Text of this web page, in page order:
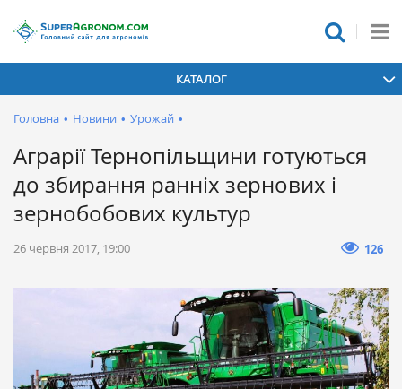
КАТАЛОГ
Головна • Новини • Урожай •
Аграрії Тернопільщини готуються
до збирання ранніх зернових і
зернобобових культур
26 червня 2017, 19:00 126